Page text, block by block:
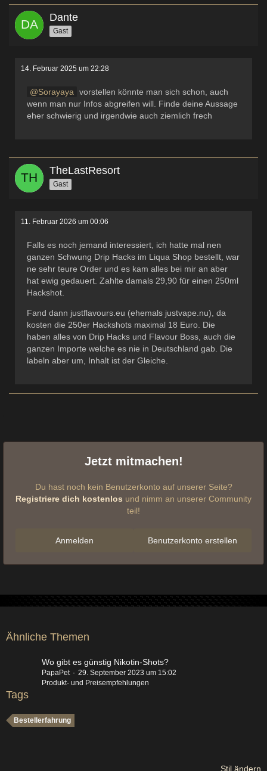
Dante
Gast
14. Februar 2025 um 22:28
Sorayaya
vorstellen könnte man sich schon, auch
wenn man nur Infos abgreifen will. Finde deine Aussage
eher schwierig und irgendwie auch ziemlich frech
TheLastResort
Gast
11. Februar 2026 um 00:06
Falls es noch jemand interessiert, ich hatte mal nen
ganzen Schwung Drip Hacks im Liqua Shop bestellt, war
ne sehr teure Order und es kam alles bei mir an aber
hat ewig gedauert. Zahlte damals 29,90 für einen 250ml
Hackshot.
Fand dann justflavours.eu (ehemals justvape.nu), da
kosten die 250er Hackshots maximal 18 Euro. Die
haben alles von Drip Hacks und Flavour Boss, auch die
ganzen Importe welche es nie in Deutschland gab. Die
labeln aber um, Inhalt ist der Gleiche.
Jetzt mitmachen!
Du hast noch kein Benutzerkonto auf unserer Seite?
Registriere dich kostenlos und nimm an unserer Community
teil!
Benutzerkonto erstellen
Anmelden
Ähnliche Themen
Wo gibt es günstig Nikotin-Shots?
PapaPet
29. September 2023 um 15:02
Produkt- und Preisempfehlungen
Tags
Bestellerfahrung
Stil ändern